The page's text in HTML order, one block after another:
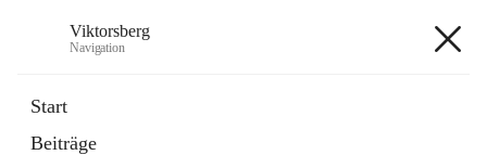
Viktorsberg
Navigation
Start
Beiträge